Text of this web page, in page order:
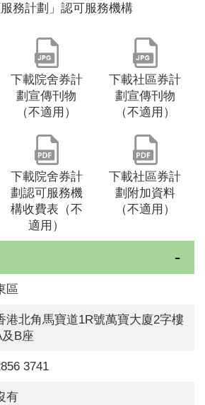
服務計劃」認可服務機構
下載院舍券計
劃宣傳刊物
（不適用）
下載社區券計
劃宣傳刊物
（不適用）
下載院舍券計
劃認可服務機
構收費表（不
適用）
下載社區券計
劃附加資料
（不適用）
區
港北角馬寶道1R號萬寶大廈2字樓
及B座
3741
有